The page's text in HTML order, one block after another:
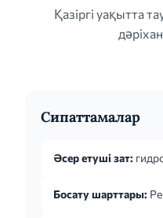
Қазіргі уақытта
Сипаттамалар
Әсер етуші зат:
Босату шарттары: